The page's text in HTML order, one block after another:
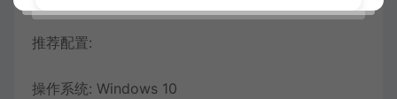
推荐配置:
操作系统: Windows 10